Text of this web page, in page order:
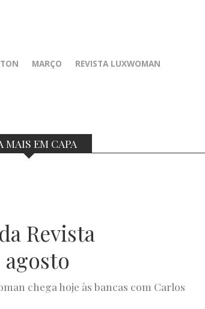
MARÇO
REVISTA LUXWOMAN
MAIS EM CAPA
Revista
chega hoje às bancas com Carlos